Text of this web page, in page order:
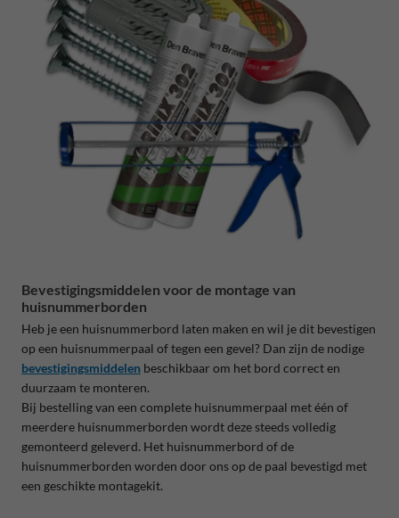
Bevestigingsmiddelen voor de montage van
huisnummerborden
Heb je een huisnummerbord laten maken en wil je dit bevestigen
op een huisnummerpaal of tegen een gevel? Dan zijn de nodige
bevestigingsmiddelen beschikbaar om het bord correct en
duurzaam te monteren.
Bij bestelling van een complete huisnummerpaal met één of
meerdere huisnummerborden wordt deze steeds volledig
gemonteerd geleverd. Het huisnummerbord of de
huisnummerborden worden door ons op de paal bevestigd met
een geschikte montagekit.